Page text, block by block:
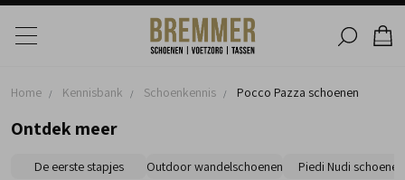
Home Kennisbank Schoenkennis Pocco Pazza schoenen
Ontdek meer
De eerste stapjes Outdoor wandelschoenen Piedi Nudi schoenen